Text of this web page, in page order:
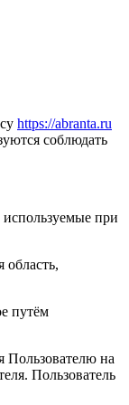
https://abranta.ru
соблюдать
при
путём
Пользователю на
Пользователь